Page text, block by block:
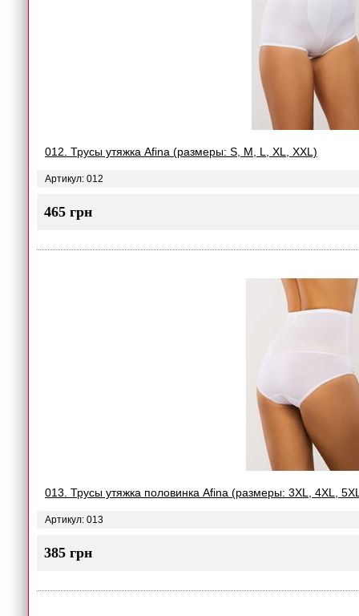
012. Трусы утяжка Afina (размеры: S, M, L, XL, XXL)
Артикул: 012
465 грн
013. Трусы утяжка половинка Afina (размеры: 3XL, 4XL,
Артикул: 013
385 грн